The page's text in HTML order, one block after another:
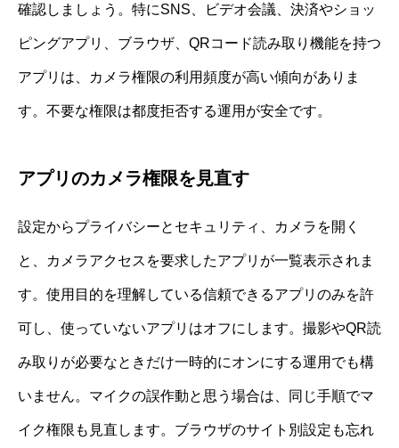
確認しましょう。特にSNS、ビデオ会議、決済やショッ
ピングアプリ、ブラウザ、QRコード読み取り機能を持つ
アプリは、カメラ権限の利用頻度が高い傾向がありま
す。不要な権限は都度拒否する運用が安全です。
アプリのカメラ権限を見直す
設定からプライバシーとセキュリティ、カメラを開く
と、カメラアクセスを要求したアプリが一覧表示されま
す。使用目的を理解している信頼できるアプリのみを許
可し、使っていないアプリはオフにします。撮影やQR読
み取りが必要なときだけ一時的にオンにする運用でも構
いません。マイクの誤作動と思う場合は、同じ手順でマ
イク権限も見直します。ブラウザのサイト別設定も忘れ